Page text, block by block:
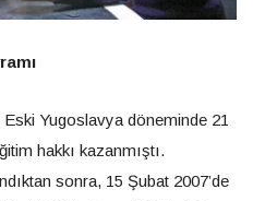
Yugoslavya döneminde 21
hakkı kazanmıştı.
sonra, 15 Şubat 2007’de